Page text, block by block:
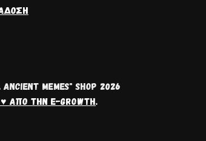
MEMES" SHOP 2026
ΑΠΌ ΤΗΝ E-GROWTH.